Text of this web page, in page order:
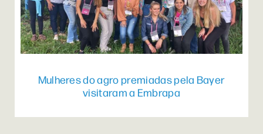
Mulheres do agro premiadas pela Bayer
visitaram a Embrapa